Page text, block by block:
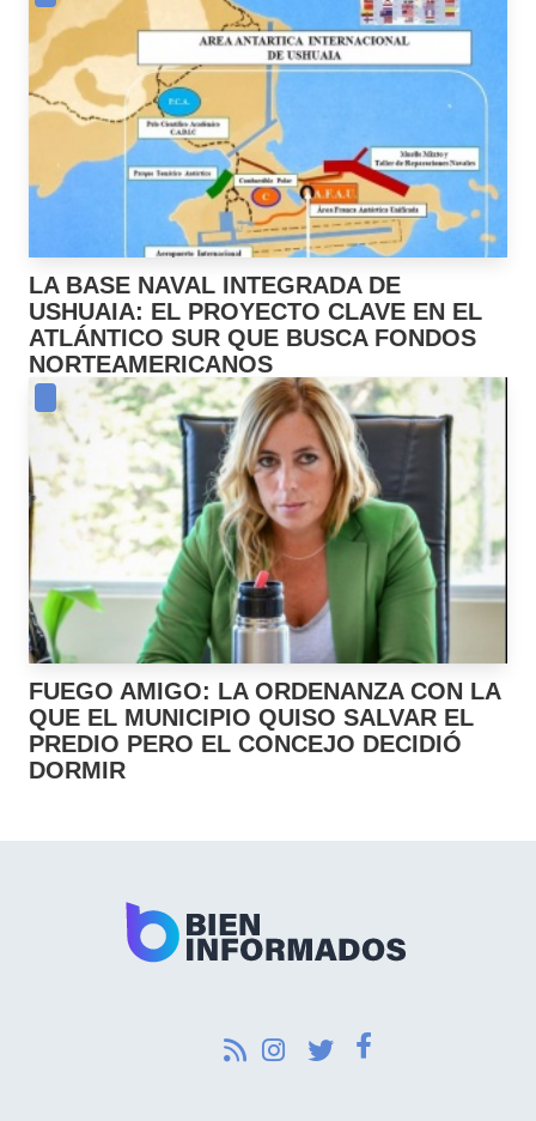
LA BASE NAVAL INTEGRADA DE
USHUAIA: EL PROYECTO CLAVE EN EL
ATLÁNTICO SUR QUE BUSCA FONDOS
NORTEAMERICANOS
FUEGO AMIGO: LA ORDENANZA CON LA
QUE EL MUNICIPIO QUISO SALVAR EL
PREDIO PERO EL CONCEJO DECIDIÓ
DORMIR